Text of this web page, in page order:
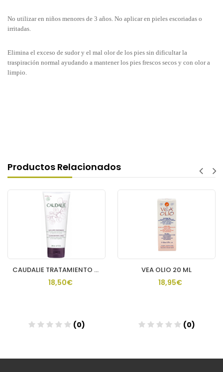
No utilizar en niños menores de 3 años. No aplicar en pieles escoriadas o
irritadas.
Elimina el exceso de sudor y el mal olor de los pies sin dificultar la
traspiración normal ayudando a mantener los pies frescos secos y con olor a
limpio.
Productos Relacionados
CAUDALIE TRATAMIENTO CORPORAL NUTR THE DES VIGNES
18,50€
(0)
VEA OLIO 20 ML
18,95€
(0)